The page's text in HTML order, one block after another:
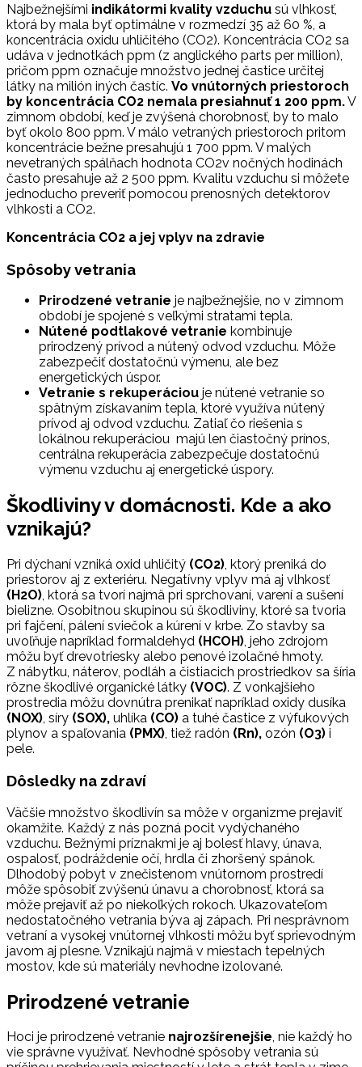
Najbežnejšími indikátormi kvality vzduchu sú vlhkosť,
ktorá by mala byť optimálne v rozmedzí 35 až 60 %, a
koncentrácia oxidu uhličitého (CO2). Koncentrácia CO2 sa
udáva v jednotkách ppm (z anglického parts per million),
pričom ppm označuje množstvo jednej častice určitej
látky na milión iných častíc. Vo vnútorných priestoroch
by koncentrácia CO2 nemala presiahnuť 1 200 ppm.V
zimnom období, keď je zvýšená chorobnosť, by to malo
byť okolo 800 ppm. V málo vetraných priestoroch pritom
koncentrácie bežne presahujú 1 700 ppm. V malých
nevetraných spálňach hodnota CO2v nočných hodinách
často presahuje až 2 500 ppm. Kvalitu vzduchu si môžete
jednoducho preveriť pomocou prenosných detektorov
vlhkosti a CO2.
Koncentrácia CO2 a jej vplyv na zdravie
Spôsoby vetrania
Prirodzené vetranie je najbežnejšie, no v zimnom
období je spojené s veľkými stratami tepla.
Nútené podtlakové vetranie kombinuje
prirodzený prívod a nútený odvod vzduchu. Môže
zabezpečiť dostatočnú výmenu, ale bez
energetických úspor.
Vetranie s rekuperáciou je nútené vetranie so
spätným získavaním tepla, ktoré využíva nútený
prívod aj odvod vzduchu. Zatiaľ čo riešenia s
lokálnou rekuperáciou majú len čiastočný prínos,
centrálna rekuperácia zabezpečuje dostatočnú
výmenu vzduchu aj energetické úspory.
Škodliviny v domácnosti. Kde a ako
vznikajú?
Pri dýchaní vzniká oxid uhličitý (CO2), ktorý preniká do
priestorov aj z exteriéru. Negatívny vplyv má aj vlhkosť
(H2O), ktorá sa tvorí najmä pri sprchovaní, varení a sušení
bielizne. Osobitnou skupinou sú škodliviny, ktoré sa tvoria
pri fajčení, pálení sviečok a kúrení v krbe. Zo stavby sa
uvoľňuje napríklad formaldehyd (HCOH), jeho zdrojom
môžu byť drevotriesky alebo penové izolačné hmoty.
Z nábytku, náterov, podláh a čistiacich prostriedkov sa šíria
rôzne škodlivé organické látky (VOC). Z vonkajšieho
prostredia môžu dovnútra prenikať napríklad oxidy dusíka
(NOX), síry (SOX), uhlíka (CO) a tuhé častice z výfukových
plynov a spaľovania (PMX), tiež radón (Rn), ozón (O3) i
pele.
Dôsledky na zdraví
Väčšie množstvo škodlivín sa môže v organizme prejaviť
okamžite. Každý z nás pozná pocit vydýchaného
vzduchu. Bežnými príznakmi je aj bolesť hlavy, únava,
ospalosť, podráždenie očí, hrdla či zhoršený spánok.
Dlhodobý pobyt v znečistenom vnútornom prostredí
môže spôsobiť zvýšenú únavu a chorobnosť, ktorá sa
môže prejaviť až po niekoľkých rokoch. Ukazovateľom
nedostatočného vetrania býva aj zápach. Pri nesprávnom
vetraní a vysokej vnútornej vlhkosti môžu byť sprievodným
javom aj plesne. Vznikajú najmä v miestach tepelných
mostov, kde sú materiály nevhodne izolované.
Prirodzené vetranie
Hoci je prirodzené vetranie najrozšírenejšie, nie každý ho
vie správne využívať. Nevhodné spôsoby vetrania sú